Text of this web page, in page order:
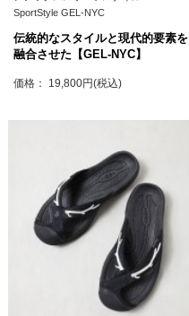
SportStyle GEL-NYC
伝統的なスタイルと現代的要素を
融合させた【GEL-NYC】
価格： 19,800円(税込)